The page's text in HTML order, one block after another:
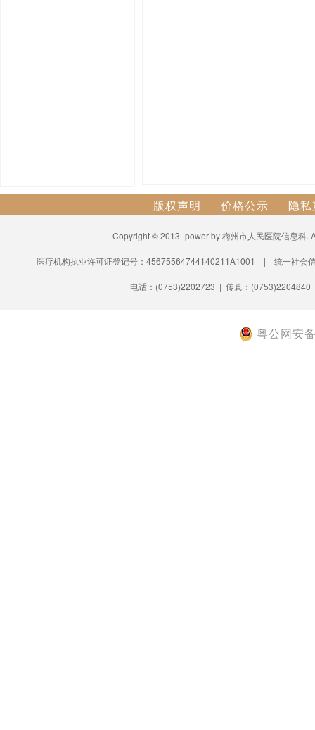
版权声明 价格公示 隐
Copyright © 2013- power by 梅州市人民医院信息科
医疗机构执业许可证登记号：45675564744140211A1001 | 统一社会
电话：(0753)2202723 | 传真：
粤公网安